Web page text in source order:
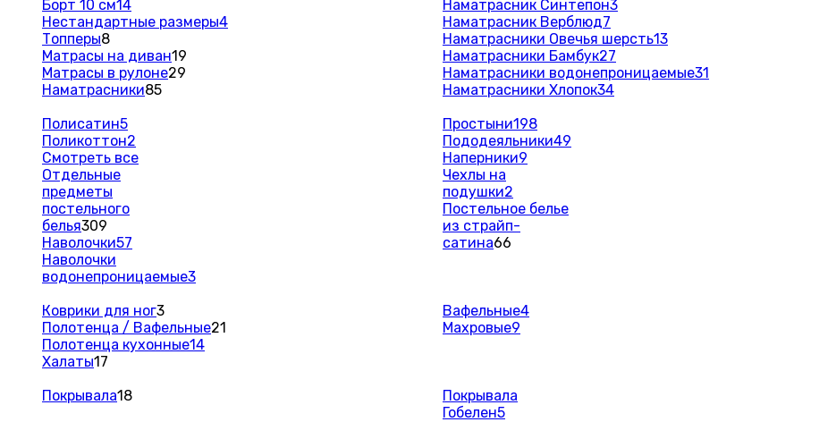
Борт 10 см14
Нестандартные размеры4
Топперы8
Матрасы на диван19
Матрасы в рулоне29
Наматрасники85
Наматрасник Синтепон3
Наматрасник Верблюд7
Наматрасники Овечья шерсть13
Наматрасники Бамбук27
Наматрасники водонепроницаемые31
Наматрасники Хлопок34
Полисатин5
Поликоттон2
Смотреть все
Отдельные
предметы
постельного
белья309
Наволочки57
Наволочки
водонепроницаемые3
Простыни198
Пододеяльники49
Наперники9
Чехлы на
подушки2
Постельное белье
из страйп-
сатина66
Коврики для ног3
Полотенца / Вафельные21
Полотенца кухонные14
Халаты17
Вафельные4
Махровые9
Покрывала18
Покрывала
Гобелен5